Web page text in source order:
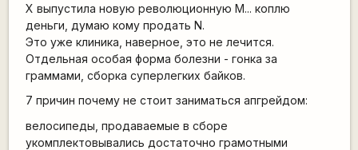
X выпустила новую революционную M... коплю
деньги, думаю кому продать N.
Это уже клиника, наверное, это не лечится.
Отдельная особая форма болезни - гонка за
граммами, сборка суперлегких байков.
7 причин почему не стоит заниматься апгрейдом:
велосипеды, продаваемые в сборе
укомплектовывались достаточно грамотными